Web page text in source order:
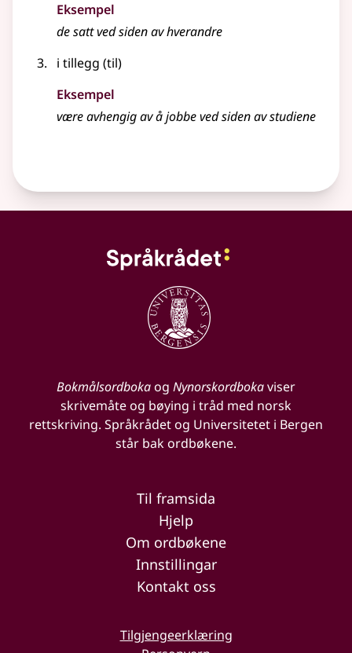
Eksempel
de satt ved siden av hverandre
i tillegg (til)
Eksempel
være avhengig av å jobbe ved siden av studiene
Bokmålsordbokaog Nynorskordbokaviser
skrivemåte og bøying i tråd med norsk
rettskriving. Språkrådet og Universitetet i Bergen
står bak ordbøkene.
Til framsida
Hjelp
Om ordbøkene
Innstillingar
Kontakt oss
Tilgjengeerklæring